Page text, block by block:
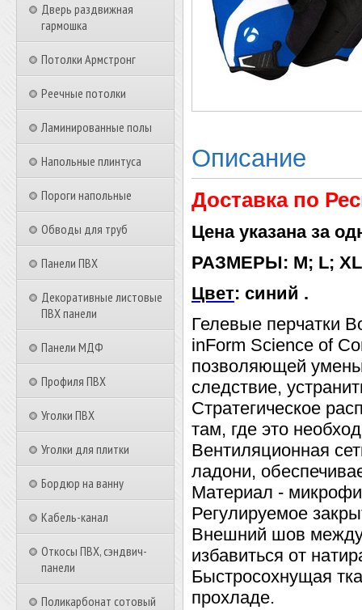
Дверь раздвижная
гармошка
Потолки Армстронг
Реечные потолки
Ламинированные полы
Напольные плинтуса
Пороги напольные
Обводы для труб
Панели ПВХ
Декоративные листовые
ПВХ панели
Панели МДФ
Профиля ПВХ
Уголки ПВХ
Уголки для плитки
Бордюр на ванну
Кабель-канал
Откосы ПВХ, сэндвич-
панели
Поликарбонат сотовый
Описание
Доставка по
Цена указана за
РАЗМЕРЫ: M; L;
Цвет: синий .
Гелевые перчатки
inForm Science of
позволяющей
следствие,
Стратегическое
там, где это
Вентиляционная
ладони,
Материал -
Регулируемое
Внешний шов между
избавиться от
Быстросохнущая
прохладе.